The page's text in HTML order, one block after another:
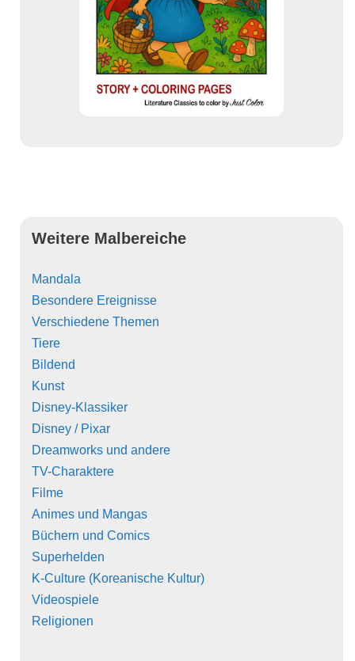
Weitere Malbereiche
Mandala
Besondere Ereignisse
Verschiedene Themen
Tiere
Bildend
Kunst
Disney-Klassiker
Disney / Pixar
Dreamworks und andere
TV-Charaktere
Filme
Animes und Mangas
Büchern und Comics
Superhelden
K-Culture (Koreanische Kultur)
Videospiele
Religionen